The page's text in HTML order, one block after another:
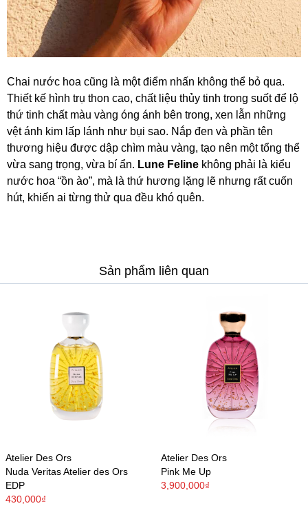
Chai nước hoa cũng là một điểm nhấn không thể bỏ qua.
Thiết kế hình trụ thon cao, chất liệu thủy tinh trong suốt để lộ
thứ tinh chất màu vàng óng ánh bên trong, xen lẫn những
vệt ánh kim lấp lánh như bụi sao. Nắp đen và phần tên
thương hiệu được dập chìm màu vàng, tạo nên một tổng thể
vừa sang trọng, vừa bí ẩn. Lune Feline không phải là kiểu
nước hoa “ồn ào”, mà là thứ hương lặng lẽ nhưng rất cuốn
hút, khiến ai từng thử qua đều khó quên.
Sản phẩm liên quan
Atelier Des Ors
Nuda Veritas Atelier des Ors
EDP
430,000₫
Atelier Des Ors
Pink Me Up
3,900,000₫